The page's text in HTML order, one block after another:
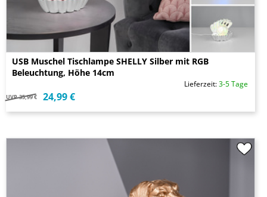
USB Muschel Tischlampe SHELLY Silber mit RGB
Beleuchtung, Höhe 14cm
Lieferzeit:3-5 Tage
UVP 35,99 € 24,99 €